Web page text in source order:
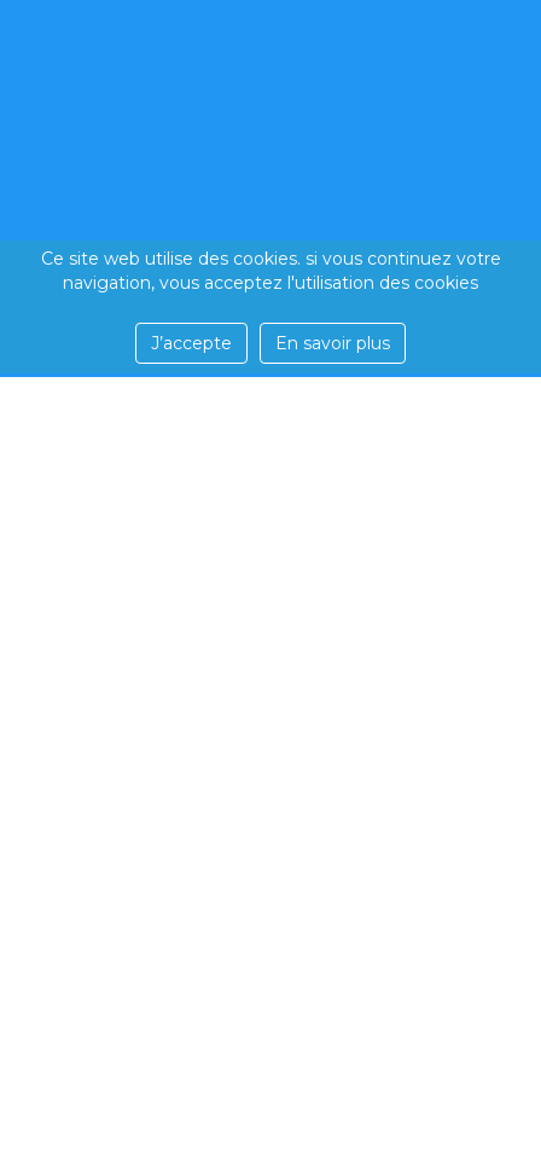
Ce site web utilise des cookies. si vous continuez votre
navigation, vous acceptez l'utilisation des cookies
J’accepte En savoir plus